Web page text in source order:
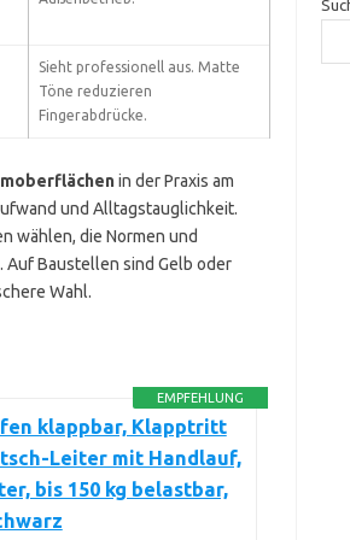
Sieht professionell aus. Matte
Töne reduzieren
Fingerabdrücke.
in der Praxis am
und Alltagstauglichkeit.
wählen, die Normen und
Auf Baustellen sind Gelb oder
Wahl.
EMPFEHLUNG
klappbar, Klapptritt
Leiter mit Handlauf,
bis 150 kg belastbar,